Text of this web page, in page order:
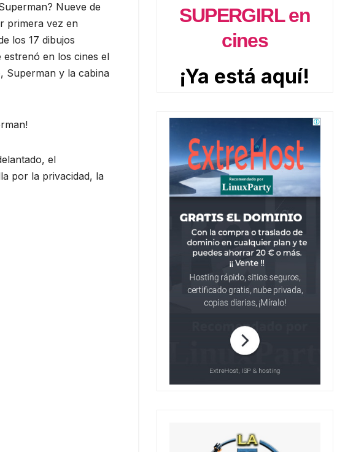
Nueve de
primera vez en
los 17 dibujos
en los cines el
Superman y la cabina
el
por la privacidad, la
SUPERGIRL en
¡Ya está aquí!